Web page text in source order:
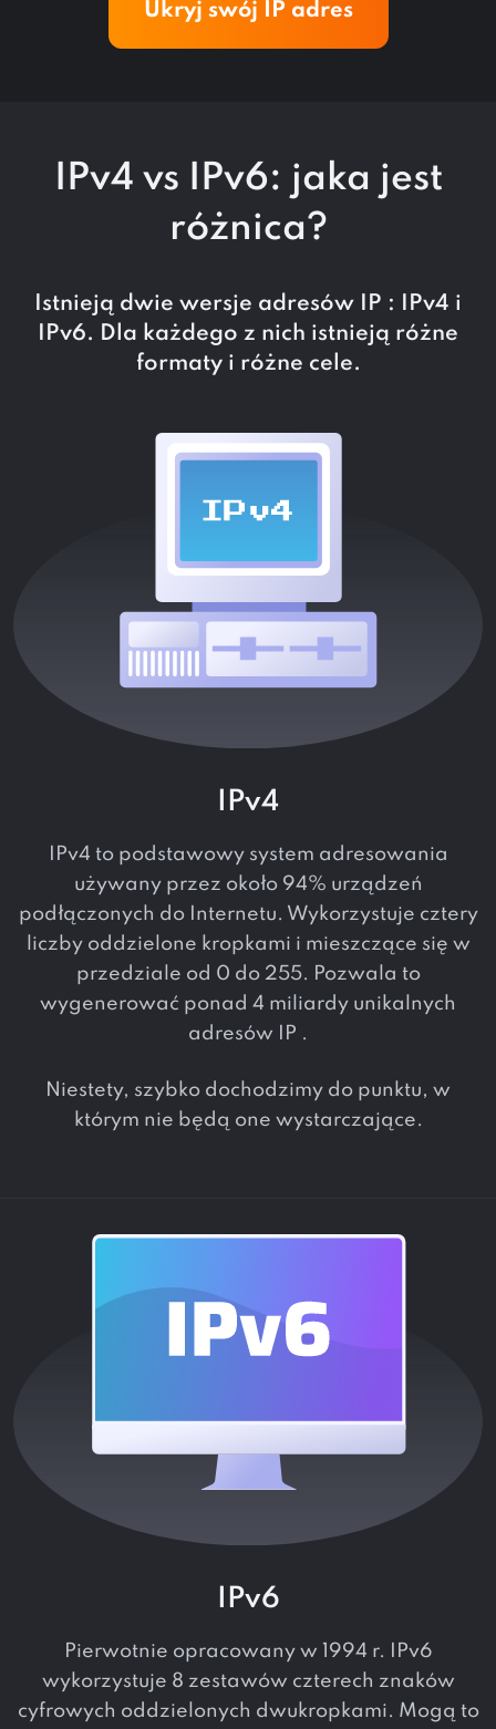
Ukryj swój IP adres
IPv4 vs IPv6: jaka jest
różnica?
Istnieją dwie wersje adresów IP : IPv4 i
IPv6. Dla każdego z nich istnieją różne
formaty i różne cele.
IPv4
IPv4 to podstawowy system adresowania
używany przez około 94% urządzeń
podłączonych do Internetu. Wykorzystuje cztery
liczby oddzielone kropkami i mieszczące się w
przedziale od 0 do 255. Pozwala to
wygenerować ponad 4 miliardy unikalnych
adresów IP .
Niestety, szybko dochodzimy do punktu, w
którym nie będą one wystarczające.
IPv6
Pierwotnie opracowany w 1994 r. IPv6
wykorzystuje 8 zestawów czterech znaków
cyfrowych oddzielonych dwukropkami. Mogą to